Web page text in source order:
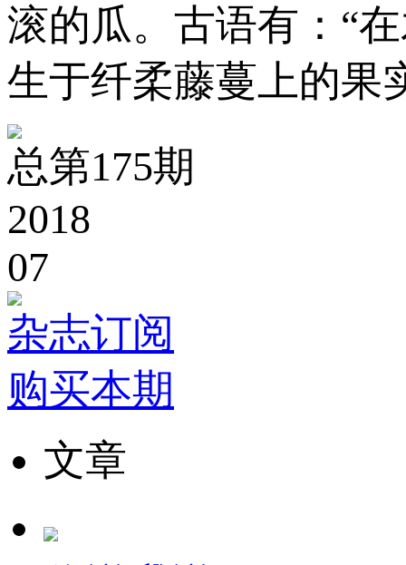
滚的瓜。古语有：“
生于纤柔藤蔓上的果
总第175期
2018
07
杂志订阅
购买本期
文章